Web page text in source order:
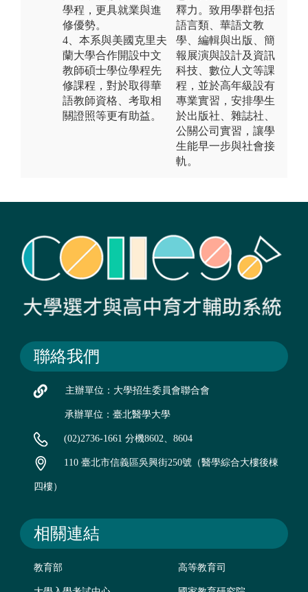
學程，更具就業與進
修優勢。
4、本系與美國克里夫
蘭大學合作開設中文
教師碩士學位學程先
修課程，對於取得華
語教師資格、考取相
關證照等更有助益。
釋力。致用學群包括
語言類、華語文教
學、編輯與出版、簡
報展演與設計及資訊
科技、數位人文等課
程，並於高年級設有
專業實習，安排學生
於出版社、雜誌社、
公關公司實習，讓學
生能早一步與社會接
軌。
聯絡我們
主辦單位：大學招生委員會聯合會
承辦單位：臺北醫學大學
(02)2736-1661 分機8602、8604
110 臺北市信義區吳興街250號（醫學綜合大樓後棟
四樓）
相關連結
教育部 高等教育司